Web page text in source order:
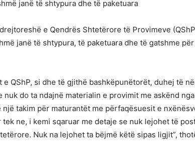
janë të shtypura dhe të paketuara
e Qendrës Shtetërore të Provimeve
janë të shtypura, të paketuara dhe të gatshme
e QShP, si dhe të gjithë bashkëpunëtorët, duhej të
nuk do ta ndajnë materialin e provimit me askënd
një takim për maturantët me përfaqësuesit e
tek ne, i kemi sqaruar me detaje se nuk lejohet të
Nuk na lejohet ta bëjmë këtë sipas ligjit”,